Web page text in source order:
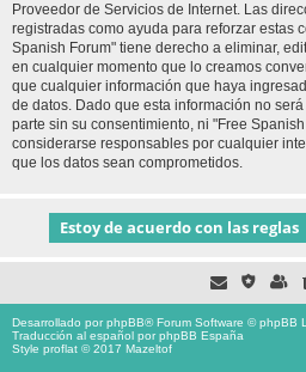
Proveedor de Servicios de Internet. Las
registradas como ayuda para reforzar estas
Spanish Forum" tiene derecho a eliminar,
en cualquier momento que lo creamos
que cualquier información que haya
de datos. Dado que esta información no
parte sin su consentimiento, ni "Free
considerarse responsables por cualquier
que los datos sean comprometidos.
Desarrollado porphpBB® Forum Software © phpBB
Traducción al español porphpBB España
Style proflat © 2017 Mazeltof